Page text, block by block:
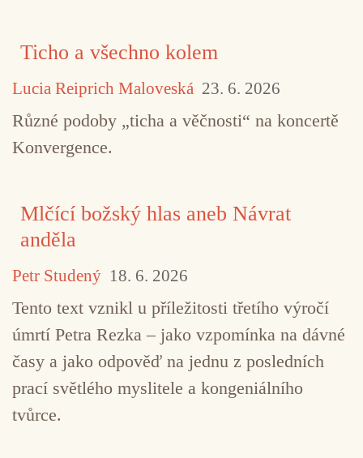
Ticho a všechno kolem
Lucia Reiprich Maloveská 23. 6. 2026
Různé podoby „ticha a věčnosti“ na koncertě
Konvergence.
Mlčící božský hlas aneb Návrat
anděla
Petr Studený 18. 6. 2026
Tento text vznikl u příležitosti třetího výročí
úmrtí Petra Rezka – jako vzpomínka na dávné
časy a jako odpověď na jednu z posledních
prací světlého myslitele a kongeniálního
tvůrce.